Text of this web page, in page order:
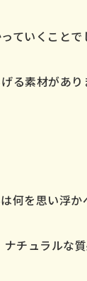
ていくことで
る素材があり
何を思い浮か
チュラルな